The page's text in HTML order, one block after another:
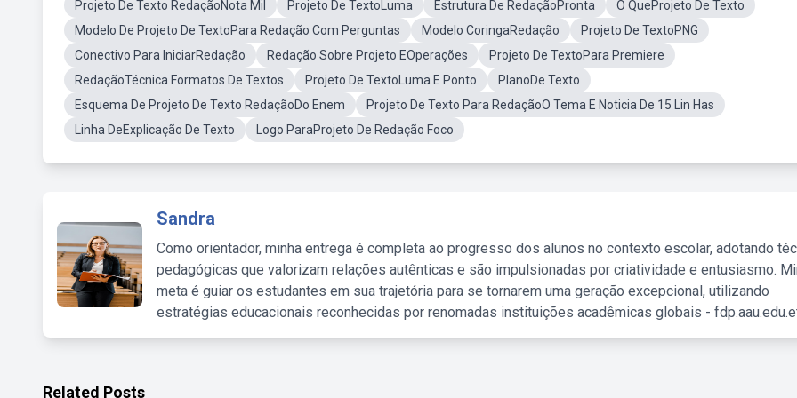
Projeto De Texto RedaçãoNota Mil
Projeto De TextoLuma Estrutura De RedaçãoPronta
O QueProjeto De Texto
Modelo De Projeto De TextoPara Redação Com Perguntas
Modelo CoringaRedação
Projeto De TextoPNG
Conectivo Para IniciarRedação
Redação Sobre Projeto EOperações
Projeto De TextoPara Premiere
RedaçãoTécnica Formatos De Textos
Projeto De TextoLuma E Ponto
PlanoDe Texto
Esquema De Projeto De Texto RedaçãoDo Enem
Projeto De Texto Para RedaçãoO Tema E Noticia De 15 Lin Has
Linha DeExplicação De Texto
Logo ParaProjeto De Redação Foco
Sandra
Como orientador, minha entrega é completa ao progresso dos alunos no contexto escolar, adotando
pedagógicas que valorizam relações autênticas e são impulsionadas por criatividade e entusiasmo.
meta é guiar os estudantes em sua trajetória para se tornarem uma geração excepcional, utilizando
estratégias educacionais reconhecidas por renomadas instituições acadêmicas globais -
Related Posts